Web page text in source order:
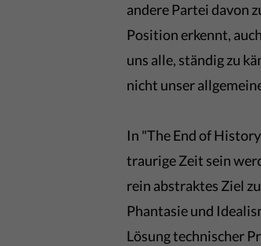
andere Partei davon
Position erkennt,
uns alle, ständig zu
nicht unser
In "The End of
traurige Zeit sein
rein abstraktes Ziel
Phantasie und
Lösung technischer